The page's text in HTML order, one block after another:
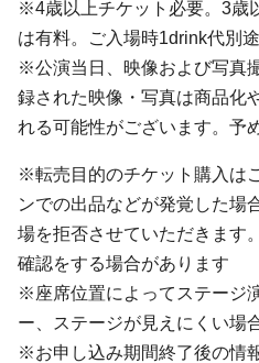
※4歳以上チケット必要。3歳
は有料。ご入場時1drink代別
※公演当日、映像および写真
録された映像・写真は商品化
れる可能性がございます。予
※転売目的のチケット購入は
ンでの出品などが発覚した場
場を拒否させていただきます
確認をする場合があります
※座席位置によってステージ
ー、ステージが見えにくい場
※お申し込み期間終了後の情